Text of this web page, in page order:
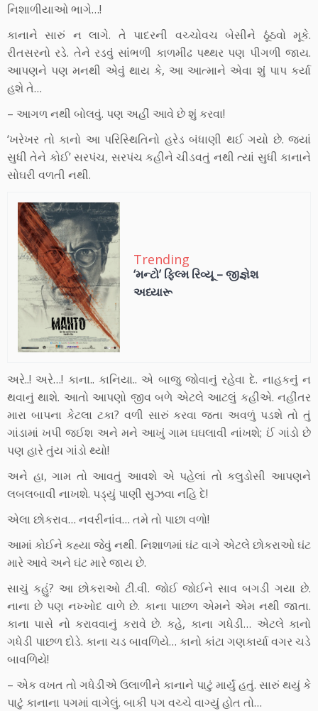
નિશાળીયાઓ ભાગે…!
કાનાને સારું ન લાગે. તે પાદરની વચ્ચોવચ બેસીને ઠૂંંઠવો મૂકે.
રીતસરનો રડે. તેને રડવુંં સાંંભળી કાળમીંઢ પથ્થર પણ પીગળી જાય.
આપણને પણ મનથી એવુંં થાય કે, આ આત્માને એવા શુંં પાપ કર્યા
હશે તે…
– આગળ નથી બોલવું. પણ અહીંં આવે છે શું કરવા!
‘ખરેખર તો કાનો આ પરિસ્થિતિનો હરેડ બંધાણી થઈ ગયો છે. જ્યાં
સુધી તેને કોઈ’ સરપંંચ, સરપંચ કહીને ચીડવતું નથી ત્યાં સુધી કાનાને
સોઘરી વળતી નથી.
Trending
‘મન્ટો’ ફિલ્મ રિવ્યૂ – જીજ્ઞેશ
અધ્યારૂ
અરે..! અરે…! કાના.. કાનિયા.. એ બાજુ જોવાનું રહેવા દે. નાહકનુંં ન
થવાનું થાશે. આતો આપણો જીવ બળે એટલે આટલું કહીએ. નહીંતર
મારા બાપના કેટલા ટકા? વળી સારું કરવા જતા અવળું પડશે તો તું
ગાંડામાં ખપી જઈશ અને મને આખું ગામ ઘઘલાવી નાંખશે; ઈં ગાંડો છે
પણ હારે તુંય ગાંડો થ્યો!
અને હા, ગામ તો આવતું આવશે એ પહેલાં તો કલુડોસી આપણને
લબલબાવી નાખશે. પડ્યું પાણી સુઝવા નહિ દે!
એલા છોકરાવ… નવરીનાંવ… તમે તો પાછા વળો!
આમાં કોઈને કહ્યા જેવું નથી. નિશાળમાં ઘંટ વાગે એટલે છોકરાઓ ઘંટ
મારે આવે અને ઘંટ મારે જાય છે.
સાચું કહું? આ છોકરાઓ ટી.વી. જોઈ જોઈને સાવ બગડી ગયા છે.
નાના છે પણ નખ્ખોદ વાળે છે. કાના પાછળ એમને એમ નથી જાતા.
કાના પાસે નો કરાવવાનું કરાવે છે. કહે, કાના ગધેડી… એટલે કાનો
ગધેડી પાછળ દોડે. કાના ચડ બાવળિયે… કાનો કાંટા ગણકાર્યા વગર ચડે
બાવળિયે!
– એક વખત તો ગધેડીએ ઉલાળીને કાનાને પાટું માર્યું હતું. સારું થયું કે
પાટુંં કાનાના પગમાં વાગેલું. બાકી પગ વચ્ચે વાગ્યું હોત તો…